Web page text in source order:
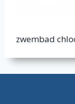
zwembad